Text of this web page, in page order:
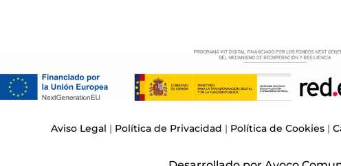
Aviso Legal | Política de Privacidad | Política de Cookies |